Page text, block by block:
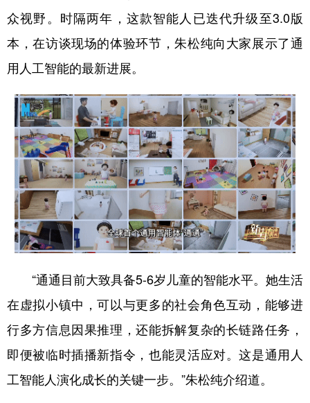
众视野。时隔两年，这款智能人已迭代升级至3.0版
本，在访谈现场的体验环节，朱松纯向大家展示了通
用人工智能的最新进展。
“通通目前大致具备5-6岁儿童的智能水平。她生活
在虚拟小镇中，可以与更多的社会角色互动，能够进
行多方信息因果推理，还能拆解复杂的长链路任务，
即便被临时插播新指令，也能灵活应对。这是通用人
工智能人演化成长的关键一步。”朱松纯介绍道。